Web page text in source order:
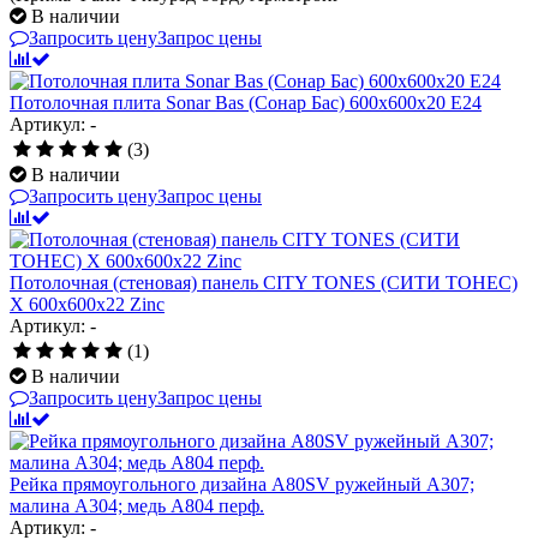
В наличии
Запросить ценуЗапрос цены
Потолочная плита Sonar Bas (Сонар Бас) 600x600x20 E24
Артикул: -
(3)
В наличии
Запросить ценуЗапрос цены
Потолочная (стеновая) панель CITY TONES (CИТИ ТОНЕС)
X 600x600x22 Zinc
Артикул: -
(1)
В наличии
Запросить ценуЗапрос цены
Рейка прямоугольного дизайна A80SV ружейный А307;
малина А304; медь А804 перф.
Артикул: -